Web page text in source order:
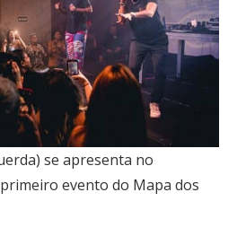
se apresenta no
evento do Mapa dos